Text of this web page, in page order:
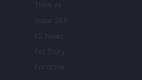
Think.es
Viajar 365
ES Newz
Pet Story
Encocina